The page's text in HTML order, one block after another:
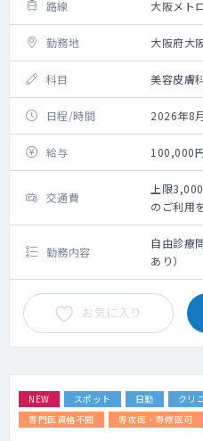
路線 大阪メト
勤務地 大阪府大
科目 美容皮膚
日程/時間 2026年8
給与 100,000
交通費
上限
のご利用
クシー利
勤務内容
自由診療
あり）
お気に入り
NEW スポット 日勤 クリ
専門医資格不問
専攻医・専修医可